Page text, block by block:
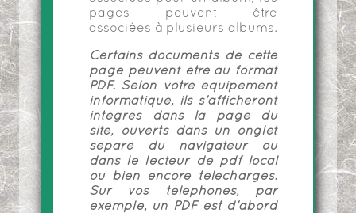
pages peuvent être
associées à plusieurs albums.
Certains documents de cette
page peuvent être au format
PDF. Selon votre équipement
informatique, ils s'afficheront
intégrés dans la page du
site, ouverts dans un onglet
séparé du navigateur ou
dans le lecteur de pdf local
ou bien encore téléchargés.
Sur vos téléphones, par
exemple, un PDF est d'abord